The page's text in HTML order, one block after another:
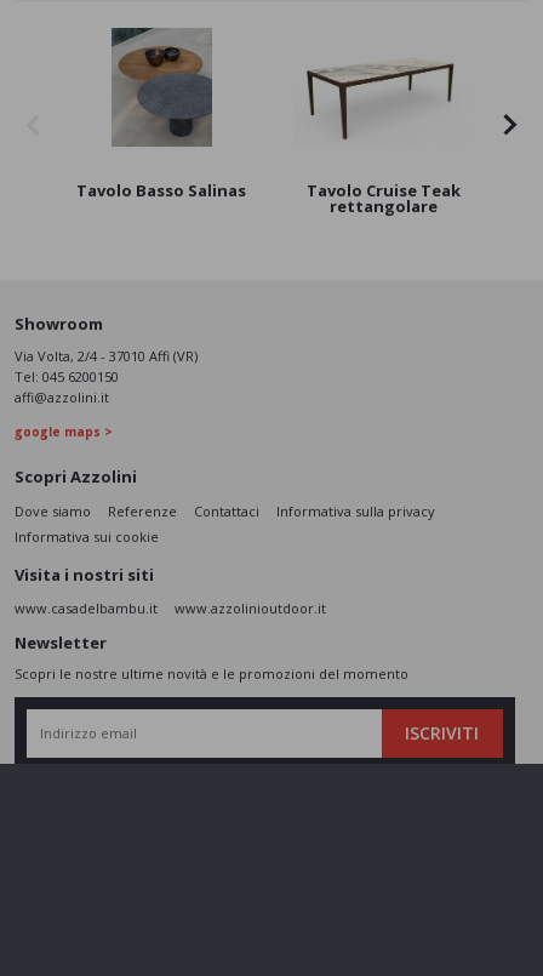
Tavolo Basso Salinas Tavolo Cruise Teak
rettangolare
Showroom
Via Volta, 2/4 - 37010 Affi (VR)
Tel: 045 6200150
affi@azzolini.it
google maps >
Scopri Azzolini
Dove siamo Referenze Contattaci
Informativa sulla privacy
Informativa sui cookie
Visita i nostri siti
www.casadelbambu.it www.azzolinioutdoor.it
Newsletter
Scopri le nostre ultime novità e le promozioni del momento
ISCRIVITI